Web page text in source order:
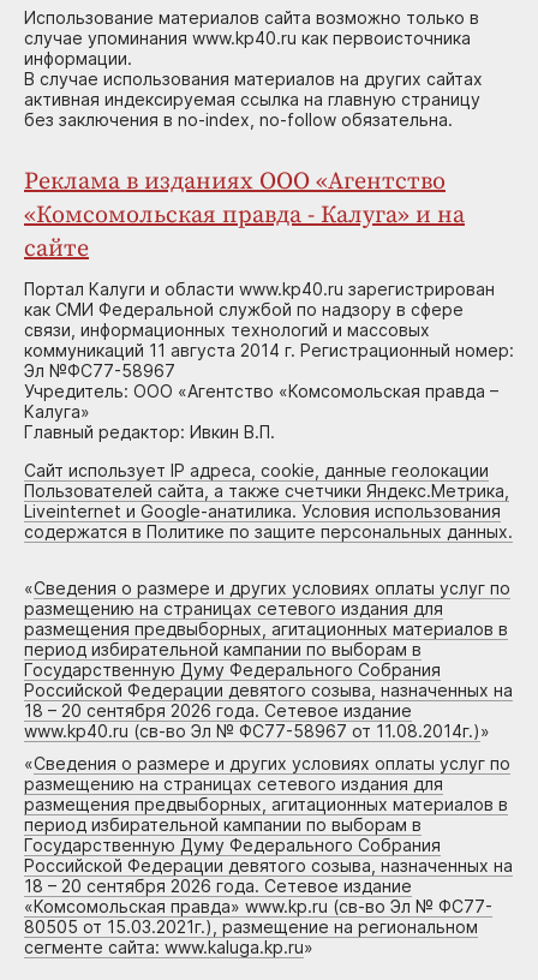
Использование материалов сайта возможно только в
случае упоминания www.kp40.ru как первоисточника
информации.
В случае использования материалов на других сайтах
активная индексируемая ссылка на главную страницу
без заключения в no-index, no-follow обязательна.
Реклама в изданиях ООО «Агентство
«Комсомольская правда - Калуга» и на
сайте
Портал Калуги и области www.kp40.ru зарегистрирован
как СМИ Федеральной службой по надзору в сфере
связи, информационных технологий и массовых
коммуникаций 11 августа 2014 г. Регистрационный номер:
Эл №ФС77-58967
Учредитель: ООО «Агентство «Комсомольская правда –
Калуга»
Главный редактор: Ивкин В.П.
Сайт использует IP адреса, cookie, данные геолокации
Пользователей сайта, а также счетчики Яндекс.Метрика,
Liveinternet и Google-анатилика. Условия использования
содержатся в Политике по защите персональных данных.
«Сведения о размере и других условиях оплаты услуг по
размещению на страницах сетевого издания для
размещения предвыборных, агитационных материалов в
период избирательной кампании по выборам в
Государственную Думу Федерального Собрания
Российской Федерации девятого созыва, назначенных на
18 – 20 сентября 2026 года. Сетевое издание
www.kp40.ru (св-во Эл № ФС77-58967 от 11.08.2014г.)»
«Сведения о размере и других условиях оплаты услуг по
размещению на страницах сетевого издания для
размещения предвыборных, агитационных материалов в
период избирательной кампании по выборам в
Государственную Думу Федерального Собрания
Российской Федерации девятого созыва, назначенных на
18 – 20 сентября 2026 года. Сетевое издание
«Комсомольская правда» www.kp.ru (св-во Эл № ФС77-
80505 от 15.03.2021г.), размещение на региональном
сегменте сайта: www.kaluga.kp.ru»